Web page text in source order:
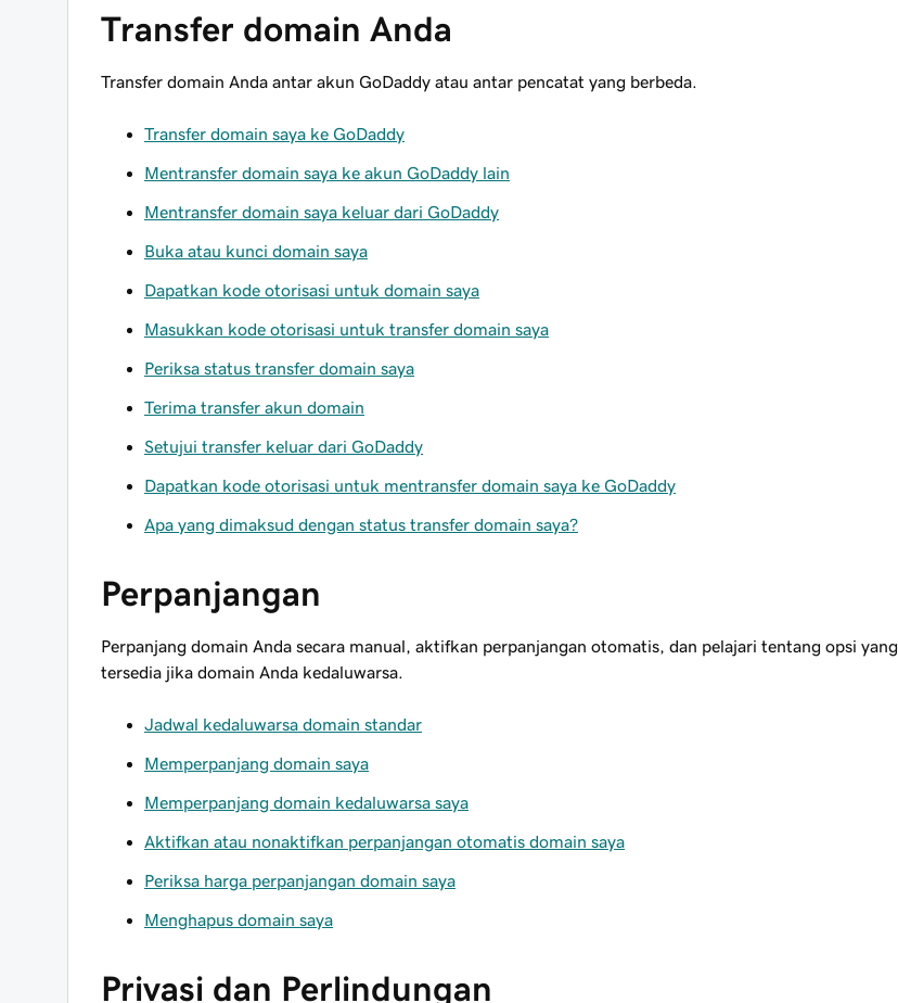
Transfer domain Anda
Transfer domain Anda antar akun GoDaddy atau antar pencatat yang berbeda.
Transfer domain saya ke GoDaddy
Mentransfer domain saya ke akun GoDaddy lain
Mentransfer domain saya keluar dari GoDaddy
Buka atau kunci domain saya
Dapatkan kode otorisasi untuk domain saya
Masukkan kode otorisasi untuk transfer domain saya
Periksa status transfer domain saya
Terima transfer akun domain
Setujui transfer keluar dari GoDaddy
Dapatkan kode otorisasi untuk mentransfer domain saya ke GoDaddy
Apa yang dimaksud dengan status transfer domain saya?
Perpanjangan
Perpanjang domain Anda secara manual, aktifkan perpanjangan otomatis, dan pelajari tentang opsi yang
tersedia jika domain Anda kedaluwarsa.
Jadwal kedaluwarsa domain standar
Memperpanjang domain saya
Memperpanjang domain kedaluwarsa saya
Aktifkan atau nonaktifkan perpanjangan otomatis domain saya
Periksa harga perpanjangan domain saya
Menghapus domain saya
Privasi dan Perlindungan